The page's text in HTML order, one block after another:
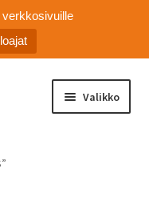
verkkosivuille
Valikko